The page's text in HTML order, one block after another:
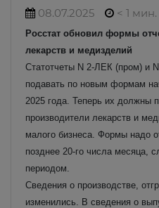
08.07.2025 < 1 мин.
Росстат обновил формы
лекарств и медизделий
Статотчеты N 2-ЛЕК (пром) и
подавать по новым формам
2025 года. Теперь их должны
производители лекарств и
малого бизнеса. Формы надо
позднее 20-го числа месяца,
периодом.
Сведения о производстве,
изменились. В сведения о